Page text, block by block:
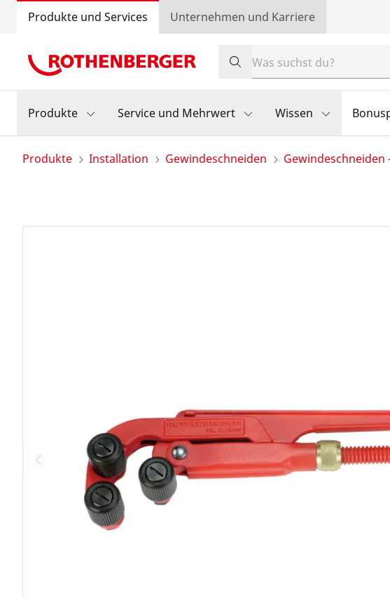
Produkte und Services Unternehmen und Karriere
Produkte Service und Mehrwert Wissen
Produkte Installation Gewindeschneiden Gewindeschneiden